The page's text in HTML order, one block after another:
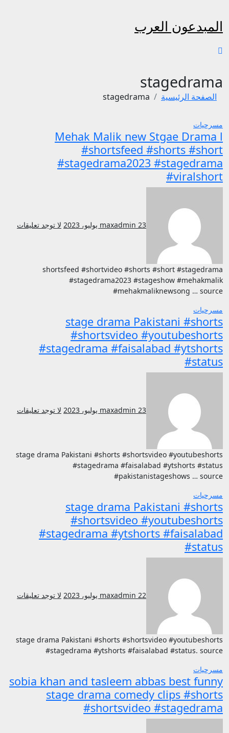
المحتوى
المبدعون العرب
stagedrama
الصفحة الرئيسية stagedrama
مسرحيات
Mehak Malik new Stgae Drama l
#shortsfeed #shorts #short
#stagedrama2023 #stagedrama
#viralshort
maxadmin 23 يوليو، 2023 لا توجد تعليقات
shortsfeed #shortvideo #shorts #short #stagedrama
#stagedrama2023 #stageshow #mehakmalik
#mehakmaliknewsong … source
مسرحيات
stage drama Pakistani #shorts
#shortsvideo #youtubeshorts
#stagedrama #faisalabad #ytshorts
#status
maxadmin 23 يوليو، 2023 لا توجد تعليقات
stage drama Pakistani #shorts #shortsvideo #youtubeshorts
#stagedrama #faisalabad #ytshorts #status
#pakistanistageshows … source
مسرحيات
stage drama Pakistani #shorts
#shortsvideo #youtubeshorts
#stagedrama #ytshorts #faisalabad
#status
maxadmin 22 يوليو، 2023 لا توجد تعليقات
stage drama Pakistani #shorts #shortsvideo #youtubeshorts
#stagedrama #ytshorts #faisalabad #status. source
مسرحيات
sobia khan and tasleem abbas best funny
stage drama comedy clips #shorts
#shortsvideo #stagedrama